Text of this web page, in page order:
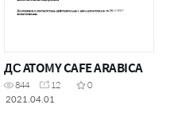
ДС ATOMY CAFE ARABICA
844 12
0
2021.04.01